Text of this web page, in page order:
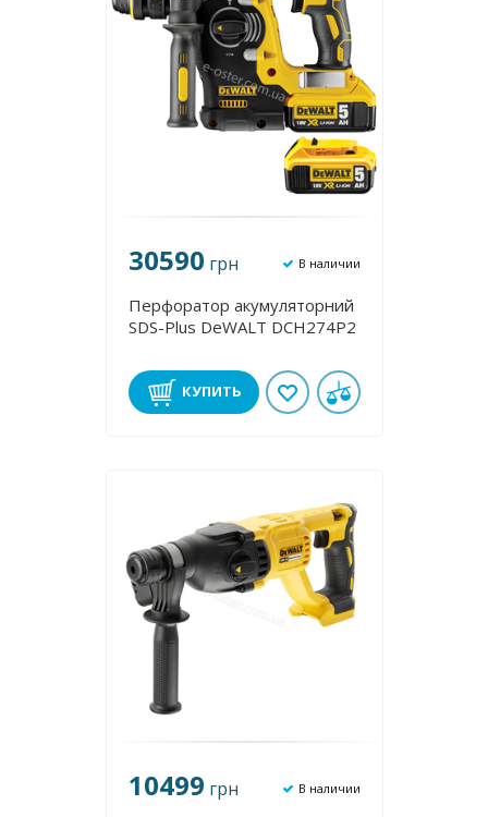
30590 грн В наличии
Перфоратор акумуляторний
SDS-Plus DeWALT DCH274P2
КУПИТЬ
10499 грн В наличии